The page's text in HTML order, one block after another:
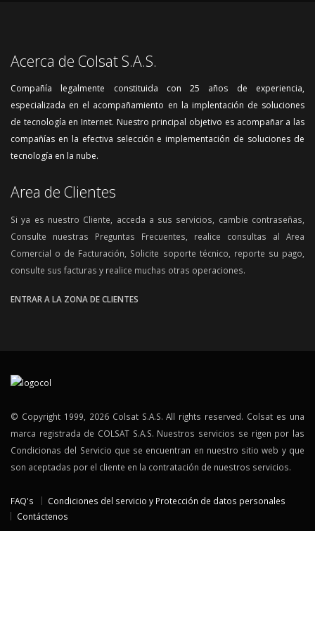
Acerca de Colsat S.A.S.
Compañía legalmente constituida con 25 años de experiencia,
especializada en el acompañamiento en la implentación de soluciones
de tecnología en Internet. Nuestro principal objetivo es acompañar a las
compañías en la efectiva selección e implementación de soluciones de
tecnología en la nube.
Area de Clientes
Si ya es nuestro Cliente, acceda a sus servicios, cambie contraseñas,
Consulte nuestras Preguntas Frecuentes, realice consultas al Area
Comercial o de Facturación, Solicite soporte técnico, reporte su pago,
consulte sus facturas y realice muchas otras operaciones.
ENTRAR A LA ZONA DE CLIENTES
© Copyright 1999, 2026 Colsat S.A.S. All rights reserved. Colsat es una
marca registrada de COLSAT S.A.S. Nuestros servicios se rigen por las
Condicionas del Servicio que se encuentran en nuestro sitio web y que
son aceptadas por el cliente en la contratación de nuestros servicios.
FAQ's
Condiciones del servicio y Protección de datos personales
Contáctenos